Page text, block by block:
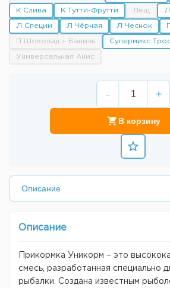
К Слива К Тутти-Фрутти Лещ
Л Специи Л Чёрная Л Чеснок
П Шоколад + Ваниль Супермикс
Универсальная Анис
- +
В корзину
Описание
Прикормка Уникорм – это
смесь, разработанная специально
рыбалки. Создана известным